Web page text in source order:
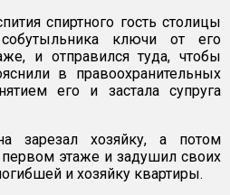
спиртного гость столицы
ключи от его
и отправился туда, чтобы
в правоохранительных
его и застала супруга
зарезал хозяйку, а потом
первом этаже и задушил своих
и хозяйку квартиры.